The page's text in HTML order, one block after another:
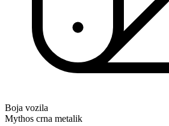
Boja vozila
Mythos crna metalik